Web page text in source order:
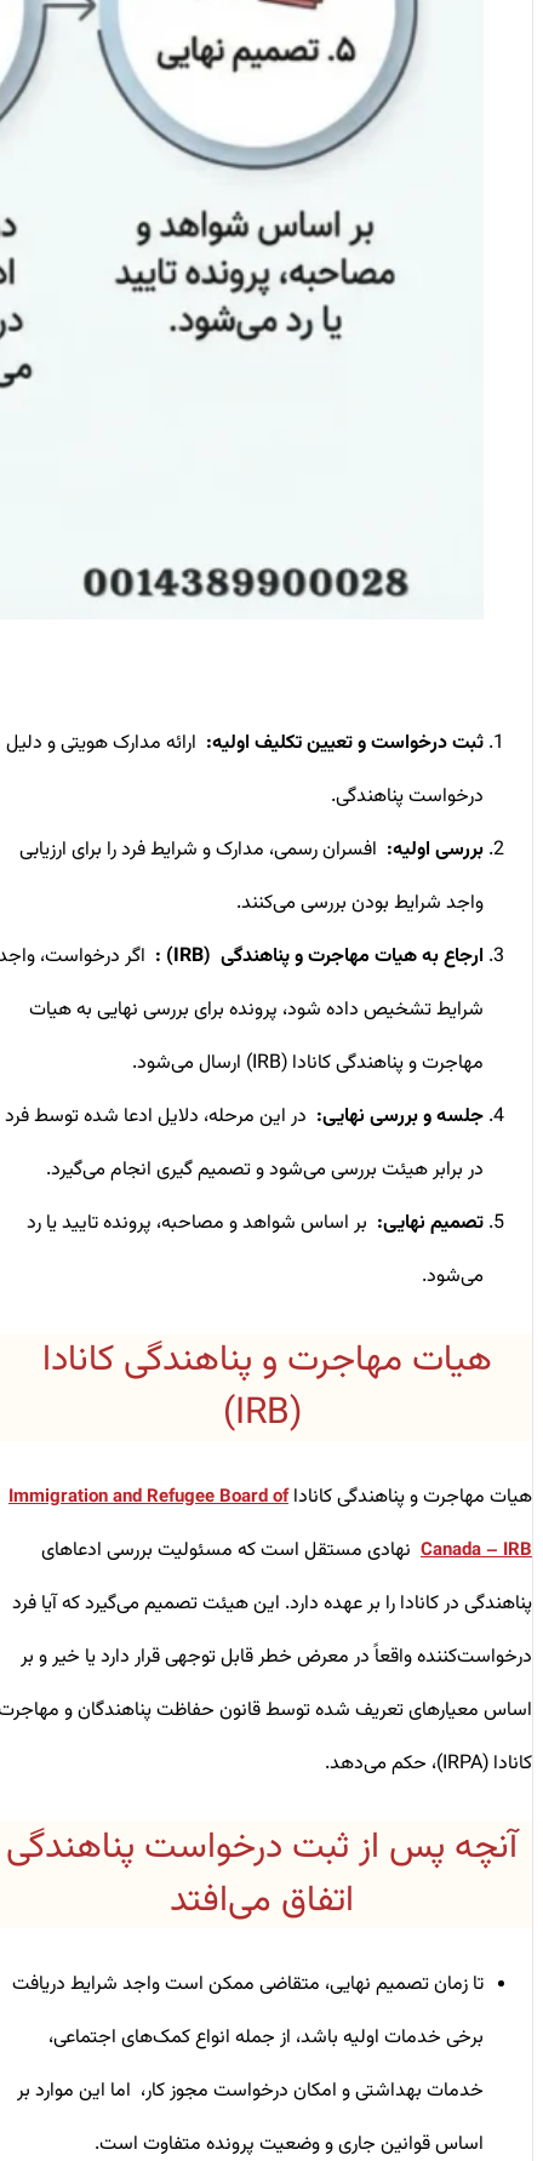
ثبت درخواست و تعیین‌ تکلیف اولیه:ارائه مدارک هویتی و دلیل
درخواست پناهندگی.
بررسی اولیه:افسران رسمی، مدارک و شرایط فرد را برای ارزیابی
واجد شرایط بودن بررسی می‌کنند.
ارجاع به هیات مهاجرت و پناهندگی (IRB) :
اگر درخواست، واجد
شرایط تشخیص داده شود، پرونده برای بررسی نهایی به هیات
مهاجرت و پناهندگی کانادا (IRB) ارسال می‌شود.
جلسه و بررسی نهایی:در این مرحله، دلایل ادعا شده توسط فرد
در برابر هیئت بررسی می‌شود و تصمیم‌ گیری انجام می‌گیرد.
تصمیم نهایی:بر اساس شواهد و مصاحبه، پرونده تایید یا رد
می‌شود.
هیات مهاجرت و پناهندگی کانادا
(IRB)
هیات مهاجرت و پناهندگی کاناداImmigration and Refugee Board of
Canada – IRBنهادی مستقل است که مسئولیت بررسی ادعاهای
پناهندگی در کانادا را بر عهده دارد. این هیئت تصمیم می‌گیرد که آیا فرد
درخواست‌کننده واقعاً در معرض خطر قابل توجهی قرار دارد یا خیر و بر
اساس معیارهای تعریف شده توسط قانون حفاظت پناهندگان و مهاجرت
کانادا (IRPA)، حکم می‌دهد.
آنچه پس از ثبت درخواست پناهندگی
اتفاق می‌افتد
تا زمان تصمیم نهایی، متقاضی ممکن است واجد شرایط دریافت
برخی خدمات اولیه باشد، از جمله انواع کمک‌های اجتماعی،
خدمات بهداشتی و امکان درخواست مجوز کار، اما این موارد بر
اساس قوانین جاری و وضعیت پرونده متفاوت است.